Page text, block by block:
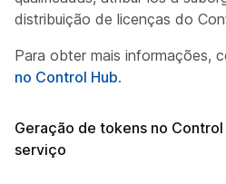
distribuição de licenças do
Para obter mais informações,
no Control Hub.
Geração de tokens no
serviço